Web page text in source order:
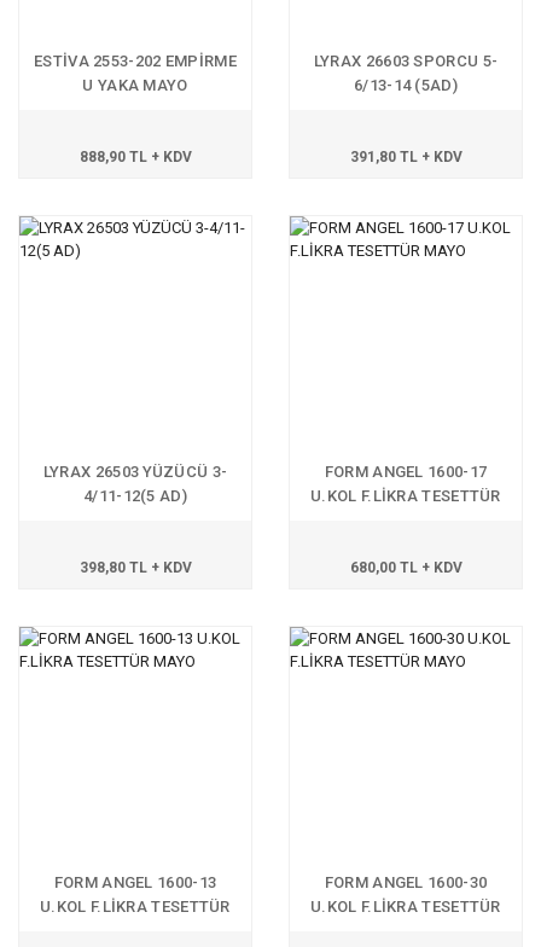
ESTİVA 2553-202 EMPİRME
U YAKA MAYO
888,90 TL + KDV
LYRAX 26603 SPORCU 5-
6/13-14 (5AD)
391,80 TL + KDV
LYRAX 26503 YÜZÜCÜ 3-
4/11-12(5 AD)
398,80 TL + KDV
FORM ANGEL 1600-17
U.KOL F.LİKRA TESETTÜR
680,00 TL + KDV
FORM ANGEL 1600-13
U.KOL F.LİKRA TESETTÜR
FORM ANGEL 1600-30
U.KOL F.LİKRA TESETTÜR